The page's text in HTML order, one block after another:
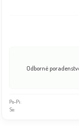
Odborné
Po-Pi:
So: